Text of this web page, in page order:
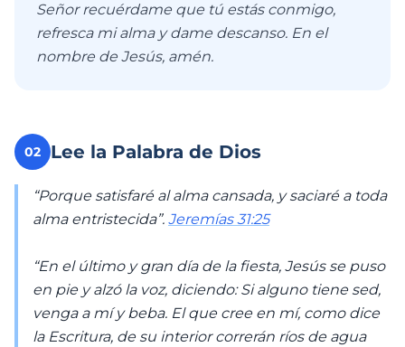
Señor recuérdame que tú estás conmigo,
refresca mi alma y dame descanso. En el
nombre de Jesús, amén.
02 Lee la Palabra de Dios
“Porque satisfaré al alma cansada, y saciaré a toda
alma entristecida”. Jeremías 31:25
“En el último y gran día de la fiesta, Jesús se puso
en pie y alzó la voz, diciendo: Si alguno tiene sed,
venga a mí y beba. El que cree en mí, como dice
la Escritura, de su interior correrán ríos de agua